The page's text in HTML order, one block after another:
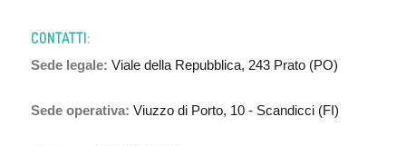
CONTATTI:
Sede legale: Viale della Repubblica, 243 Prato (PO)
Sede operativa: Viuzzo di Porto, 10 - Scandicci (FI)